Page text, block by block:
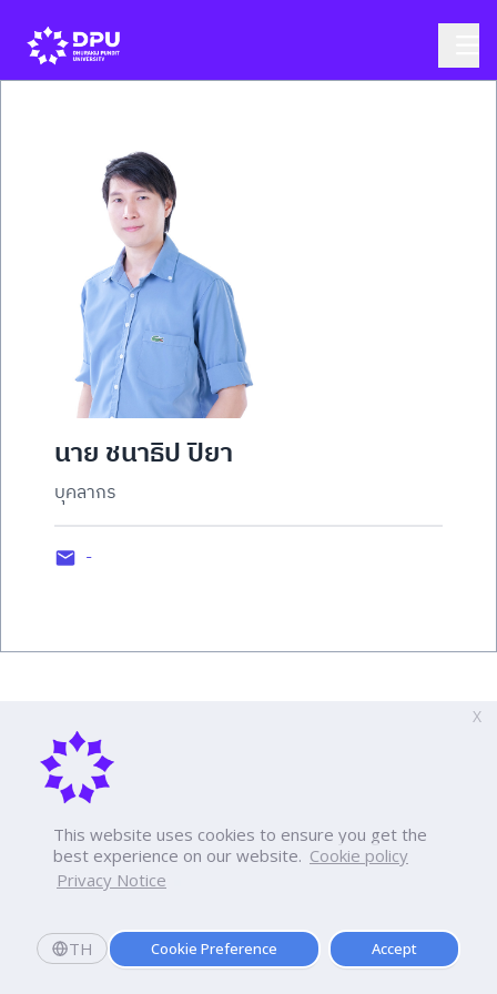
This website uses cookies to ensure you get the
best experience on our website. Cookie policy
Privacy Notice
TH Cookie Preference Accept
X
นาย ชนาธิป ปิยา
บุคลากร
-